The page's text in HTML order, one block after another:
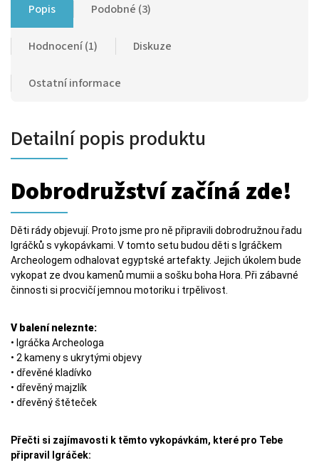
Popis Podobné (3)
Hodnocení (1) Diskuze
Ostatní informace
Detailní popis produktu
Dobrodružství začíná zde!
Děti rády objevují. Proto jsme pro ně připravili dobrodružnou řadu
Igráčků s vykopávkami. V tomto setu budou děti s Igráčkem
Archeologem odhalovat egyptské artefakty. Jejich úkolem bude
vykopat ze dvou kamenů mumii a sošku boha Hora. Při zábavné
činnosti si procvičí jemnou motoriku i trpělivost.
V balení neleznte:
• Igráčka Archeologa
• 2 kameny s ukrytými objevy
• dřevěné kladívko
• dřevěný majzlík
• dřevěný štěteček
Přečti si zajímavosti k těmto vykopávkám, které pro Tebe
připravil Igráček: